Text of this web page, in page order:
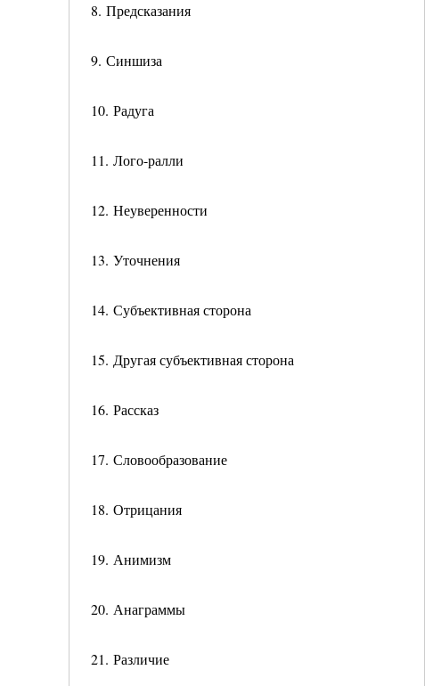
8. Предсказания
9. Синшиза
10. Радуга
11. Лого-ралли
12. Неуверенности
13. Уточнения
14. Субъективная сторона
15. Другая субъективная сторона
16. Рассказ
17. Словообразование
18. Отрицания
19. Анимизм
20. Анаграммы
21. Различие